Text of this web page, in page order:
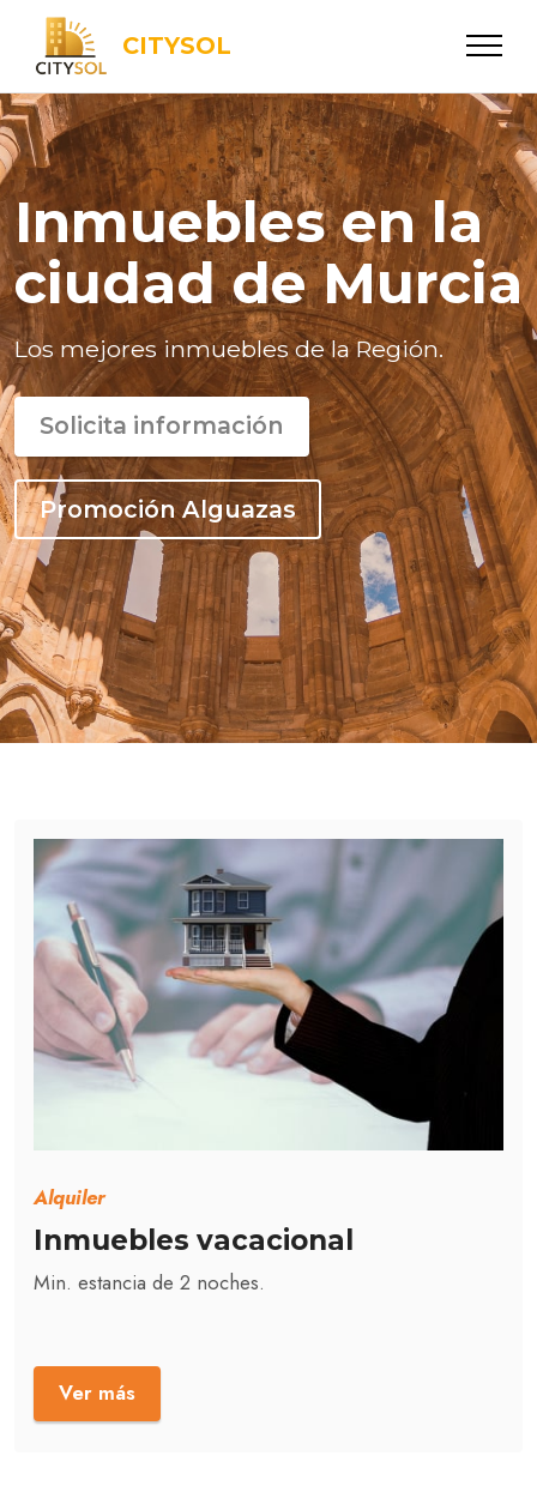
CITYSOL
Inmuebles en la
ciudad de Murcia
Los mejores inmuebles de la Región.
Solicita información
Promoción Alguazas
Alquiler
Inmuebles vacacional
Min. estancia de 2 noches.
Ver más